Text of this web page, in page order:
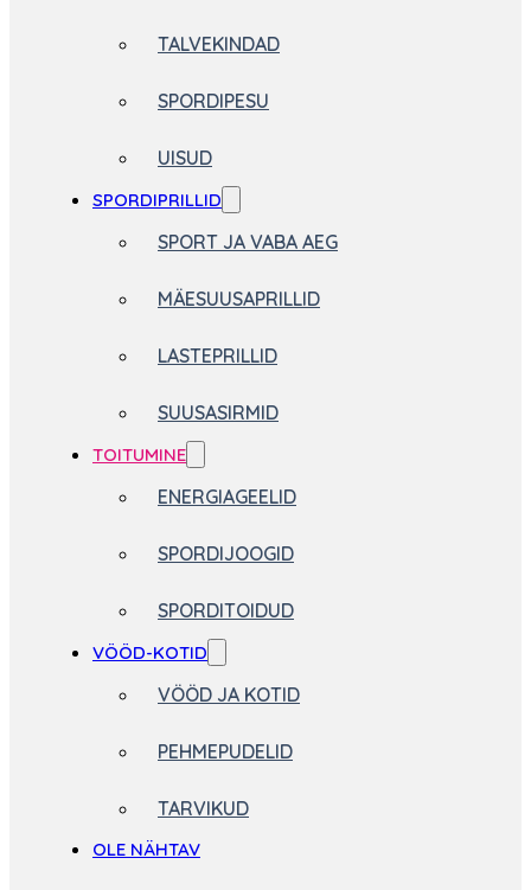
TALVEKINDAD
SPORDIPESU
UISUD
SPORDIPRILLID
SPORT JA VABA AEG
MÄESUUSAPRILLID
LASTEPRILLID
SUUSASIRMID
TOITUMINE
ENERGIAGEELID
SPORDIJOOGID
SPORDITOIDUD
VÖÖD-KOTID
VÖÖD JA KOTID
PEHMEPUDELID
TARVIKUD
OLE NÄHTAV